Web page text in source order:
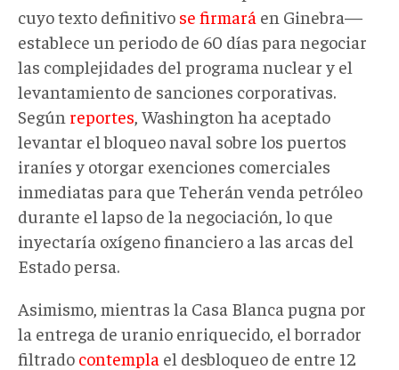
cuyo texto definitivo se firmará en Ginebra—
establece un periodo de 60 días para negociar
las complejidades del programa nuclear y el
levantamiento de sanciones corporativas.
Según reportes , Washington ha aceptado
levantar el bloqueo naval sobre los puertos
iraníes y otorgar exenciones comerciales
inmediatas para que Teherán venda petróleo
durante el lapso de la negociación, lo que
inyectaría oxígeno financiero a las arcas del
Estado persa.
Asimismo, mientras la Casa Blanca pugna por
la entrega de uranio enriquecido, el borrador
filtrado contempla el desbloqueo de entre 12